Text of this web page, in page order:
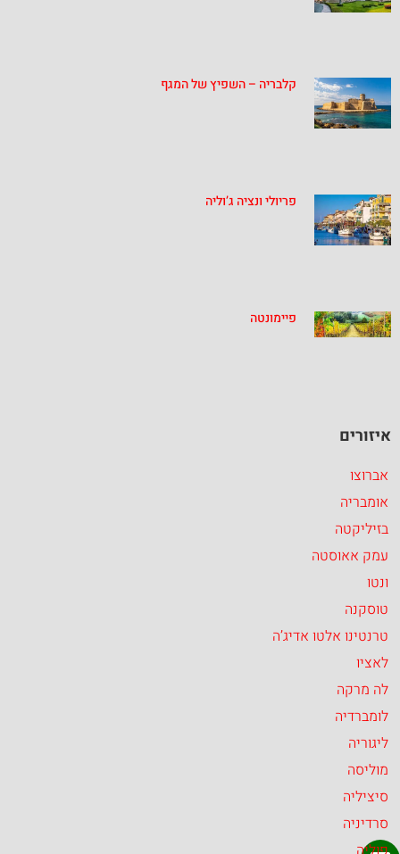
קלבריה – השפיץ של המגף
פריולי ונציה ג’וליה
פיימונטה
איזורים
אברוצו
אומבריה
בזיליקטה
עמק אאוסטה
ונטו
טוסקנה
טרנטינו אלטו אדיג’ה
לאציו
לה מרקה
לומברדיה
ליגוריה
מוליסה
סיציליה
סרדיניה